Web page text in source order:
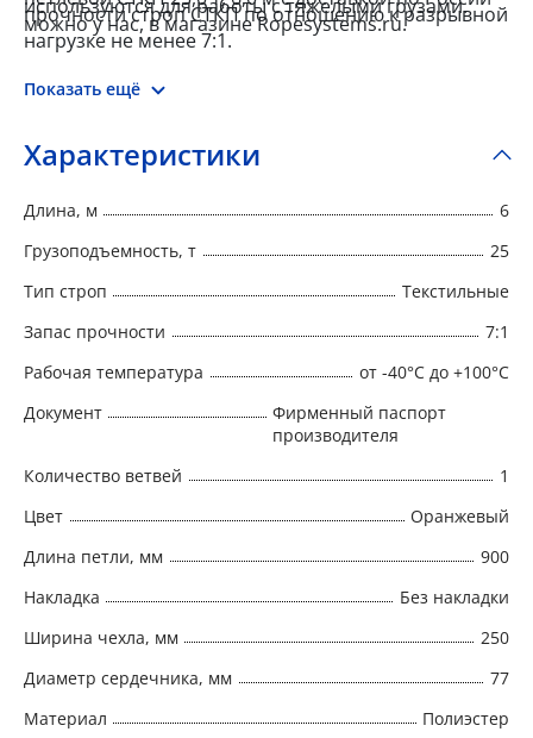
прочности строп СТКП по отношению к разрывной
нагрузке не менее 7:1.
используются для работы с тяжелыми грузами.
можно у нас, в магазине Ropesystems.ru.
Показать ещё
Характеристики
Длина, м
6
Грузоподъемность, т
25
Тип строп
Текстильные
Запас прочности
7:1
Рабочая температура
от -40°C до +100°C
Документ
Фирменный паспорт
производителя
Количество ветвей
1
Цвет
Оранжевый
Длина петли, мм
900
Накладка
Без накладки
Ширина чехла, мм
250
Диаметр сердечника, мм
77
Материал
Полиэстер